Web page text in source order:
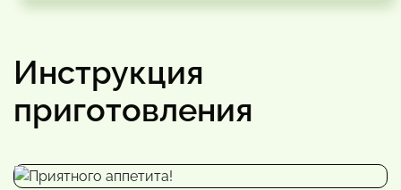
Инструкция
приготовления